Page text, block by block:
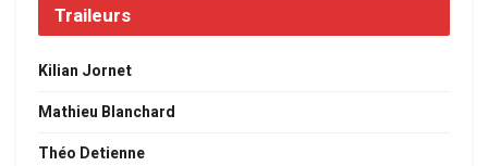
Traileurs
Kilian Jornet
Mathieu Blanchard
Théo Detienne